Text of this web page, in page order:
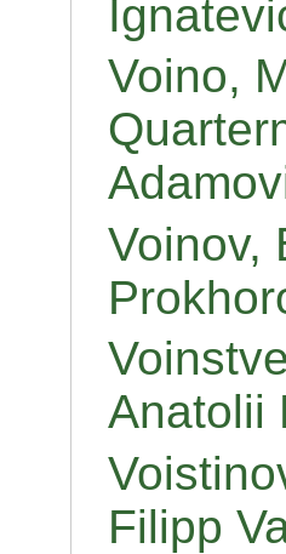
Voino,
Voinov,
Anatolii
Filipp